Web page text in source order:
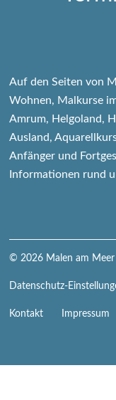
Auf den Seiten von
Wohnen, Malkurse
Amrum, Helgoland,
Ausland,
Anfänger und
Informationen rund
© 2026 Malen am Meer
Datenschutz-
Navigation
Kontakt Impressum